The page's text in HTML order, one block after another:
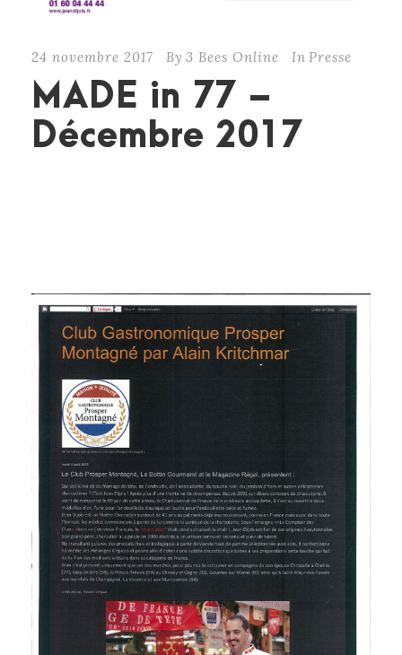
24 novembre 2017 By 3 Bees Online In Presse
MADE in 77 –
Décembre 2017